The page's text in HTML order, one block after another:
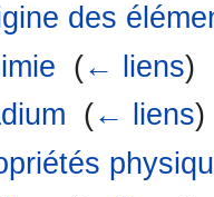
des
(← liens)
(← liens)